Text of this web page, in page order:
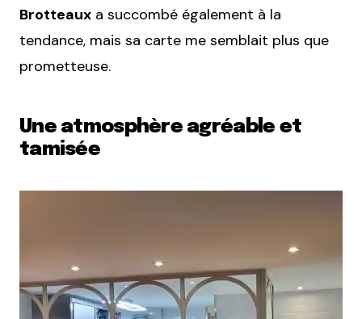
Brotteaux a succombé également à la
tendance, mais sa carte me semblait plus que
prometteuse.
Une atmosphère agréable et
tamisée